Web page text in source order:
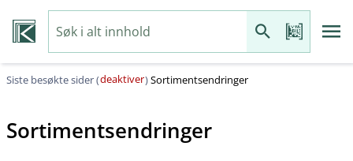
Siste besøkte sider (deaktiver)Sortimentsendringer
Sortimentsendringer